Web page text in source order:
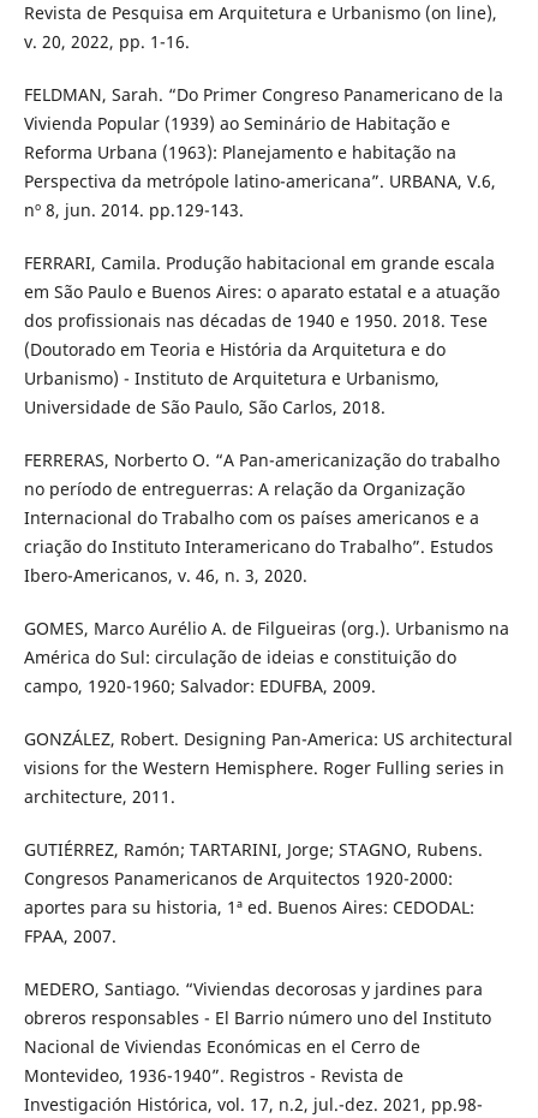
Revista de Pesquisa em Arquitetura e Urbanismo (on line),
v. 20, 2022, pp. 1-16.
FELDMAN, Sarah. “Do Primer Congreso Panamericano de la
Vivienda Popular (1939) ao Seminário de Habitação e
Reforma Urbana (1963): Planejamento e habitação na
Perspectiva da metrópole latino-americana”. URBANA, V.6,
nº 8, jun. 2014. pp.129-143.
FERRARI, Camila. Produção habitacional em grande escala
em São Paulo e Buenos Aires: o aparato estatal e a atuação
dos profissionais nas décadas de 1940 e 1950. 2018. Tese
(Doutorado em Teoria e História da Arquitetura e do
Urbanismo) - Instituto de Arquitetura e Urbanismo,
Universidade de São Paulo, São Carlos, 2018.
FERRERAS, Norberto O. “A Pan-americanização do trabalho
no período de entreguerras: A relação da Organização
Internacional do Trabalho com os países americanos e a
criação do Instituto Interamericano do Trabalho”. Estudos
Ibero-Americanos, v. 46, n. 3, 2020.
GOMES, Marco Aurélio A. de Filgueiras (org.). Urbanismo na
América do Sul: circulação de ideias e constituição do
campo, 1920-1960; Salvador: EDUFBA, 2009.
GONZÁLEZ, Robert. Designing Pan-America: US architectural
visions for the Western Hemisphere. Roger Fulling series in
architecture, 2011.
GUTIÉRREZ, Ramón; TARTARINI, Jorge; STAGNO, Rubens.
Congresos Panamericanos de Arquitectos 1920-2000:
aportes para su historia, 1ª ed. Buenos Aires: CEDODAL:
FPAA, 2007.
MEDERO, Santiago. “Viviendas decorosas y jardines para
obreros responsables - El Barrio número uno del Instituto
Nacional de Viviendas Económicas en el Cerro de
Montevideo, 1936-1940”. Registros - Revista de
Investigación Histórica, vol. 17, n.2, jul.-dez. 2021, pp.98-